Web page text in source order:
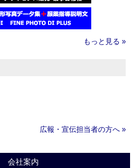
もっと見る »
広報・宣伝担当者の方へ »
会社案内